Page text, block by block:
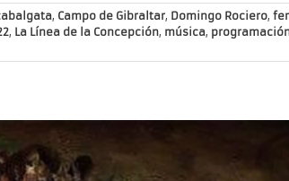
, Campo de Gibraltar, Domingo Rociero,
, La Línea de la Concepción, música,